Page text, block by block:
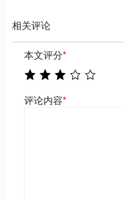
相关评论
本文评分*
评论内容*